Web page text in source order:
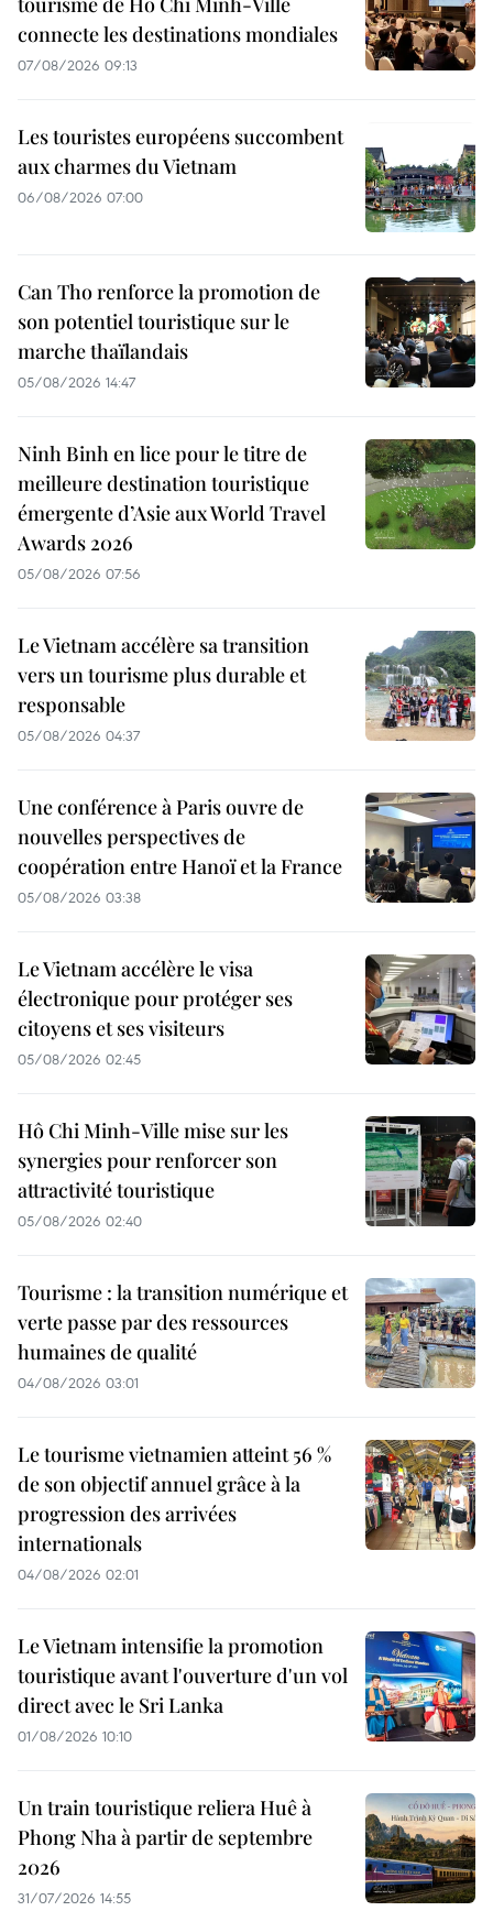
connecte les destinations mondiales
07/08/2026 09:13
Les touristes européens succombent
aux charmes du Vietnam
06/08/2026 07:00
Can Tho renforce la promotion de
son potentiel touristique sur le
marche thaïlandais
05/08/2026 14:47
Ninh Binh en lice pour le titre de
meilleure destination touristique
émergente d’Asie aux World Travel
Awards 2026
05/08/2026 07:56
Le Vietnam accélère sa transition
vers un tourisme plus durable et
responsable
05/08/2026 04:37
Une conférence à Paris ouvre de
nouvelles perspectives de
coopération entre Hanoï et la France
05/08/2026 03:38
Le Vietnam accélère le visa
électronique pour protéger ses
citoyens et ses visiteurs
05/08/2026 02:45
Hô Chi Minh-Ville mise sur les
synergies pour renforcer son
attractivité touristique
05/08/2026 02:40
Tourisme : la transition numérique et
verte passe par des ressources
humaines de qualité
04/08/2026 03:01
Le tourisme vietnamien atteint 56 %
de son objectif annuel grâce à la
progression des arrivées
internationals
04/08/2026 02:01
Le Vietnam intensifie la promotion
touristique avant l'ouverture d'un vol
direct avec le Sri Lanka
01/08/2026 10:10
Un train touristique reliera Huê à
Phong Nha à partir de septembre
2026
31/07/2026 14:55